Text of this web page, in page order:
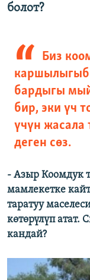
болот?
Биз
бардыгы
бир, эки үч
үчүн жасала
деген сөз.
- Азыр Коомдук
мамлекетке
таратуу
көтөрүлүп атат.
кандай?